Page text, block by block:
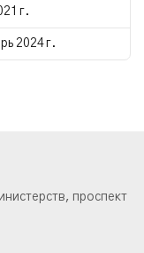
г.
2024 г.
проспект